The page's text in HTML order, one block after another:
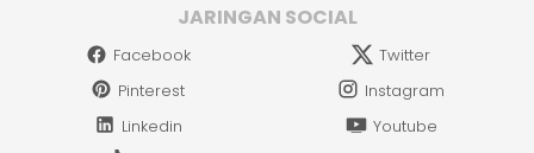
JARINGAN SOCIAL
Facebook
Twitter
Pinterest
Instagram
Linkedin
Youtube